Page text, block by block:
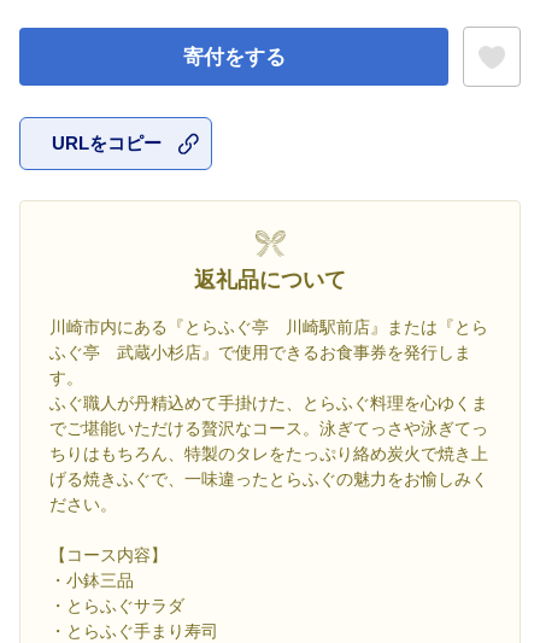
寄付をする
URLをコピー
返礼品について
川崎市内にある『とらふぐ亭 川崎駅前店』または『とら
ふぐ亭 武蔵小杉店』で使用できるお食事券を発行しま
す。
ふぐ職人が丹精込めて手掛けた、とらふぐ料理を心ゆくま
でご堪能いただける贅沢なコース。泳ぎてっさや泳ぎてっ
ちりはもちろん、特製のタレをたっぷり絡め炭火で焼き上
げる焼きふぐで、一味違ったとらふぐの魅力をお愉しみく
ださい。
【コース内容】
・小鉢三品
・とらふぐサラダ
・とらふぐ手まり寿司